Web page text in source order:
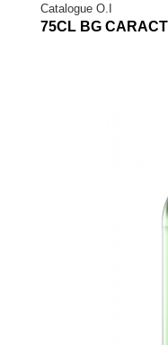
Catalogue O.I
75CL BG